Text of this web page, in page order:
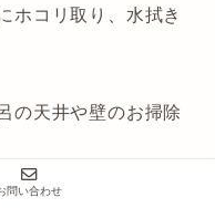
ホコリ取り、水拭き
の天井や壁のお掃除
問い合わせ